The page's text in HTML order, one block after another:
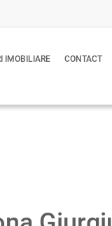
IMOBILIARE CONTACT